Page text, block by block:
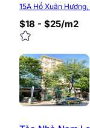
15A Hồ Xuân
$18 - $25/m2